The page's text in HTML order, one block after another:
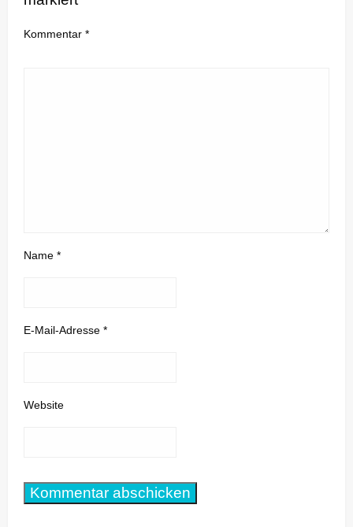
Kommentar *
Name *
E-Mail-Adresse *
Website